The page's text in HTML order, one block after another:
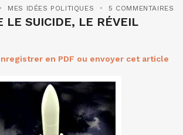
MES IDÉES POLITIQUES 5 COMMENTAIRES
LE SUICIDE, LE RÉVEIL
en PDF ou envoyer cet article